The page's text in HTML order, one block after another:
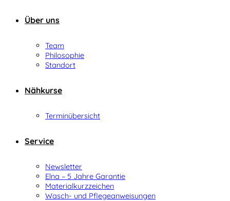
Über uns
Team
Philosophie
Standort
Nähkurse
Terminübersicht
Service
Newsletter
Elna – 5 Jahre Garantie
Materialkurzzeichen
Wasch- und Pflegeanweisungen